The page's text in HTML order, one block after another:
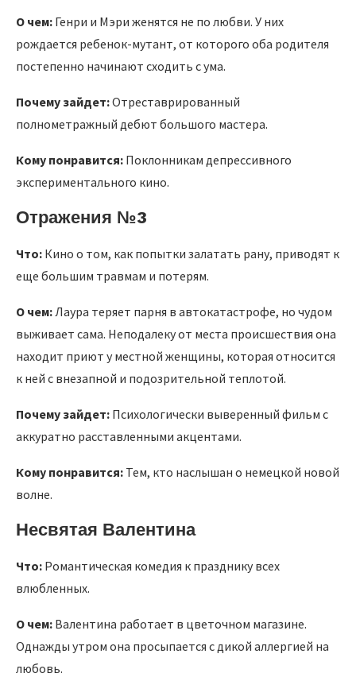
О чем: Генри и Мэри женятся не по любви. У них
рождается ребенок-мутант, от которого оба родителя
постепенно начинают сходить с ума.
Почему зайдет:Отреставрированный
полнометражный дебют большого мастера.
Кому понравится: Поклонникам депрессивного
экспериментального кино.
Отражения №3
Что: Кино о том, как попытки залатать рану, приводят к
еще большим травмам и потерям.
О чем:Лаура теряет парня в автокатастрофе, но чудом
выживает сама. Неподалеку от места происшествия она
находит приют у местной женщины, которая относится
к ней с внезапной и подозрительной теплотой.
Почему зайдет: Психологически выверенный фильм с
аккуратно расставленными акцентами.
Кому понравится: Тем, кто наслышан о немецкой новой
волне.
Несвятая Валентина
Что: Романтическая комедия к празднику всех
влюбленных.
О чем: Валентина работает в цветочном магазине.
Однажды утром она просыпается с дикой аллергией на
любовь.